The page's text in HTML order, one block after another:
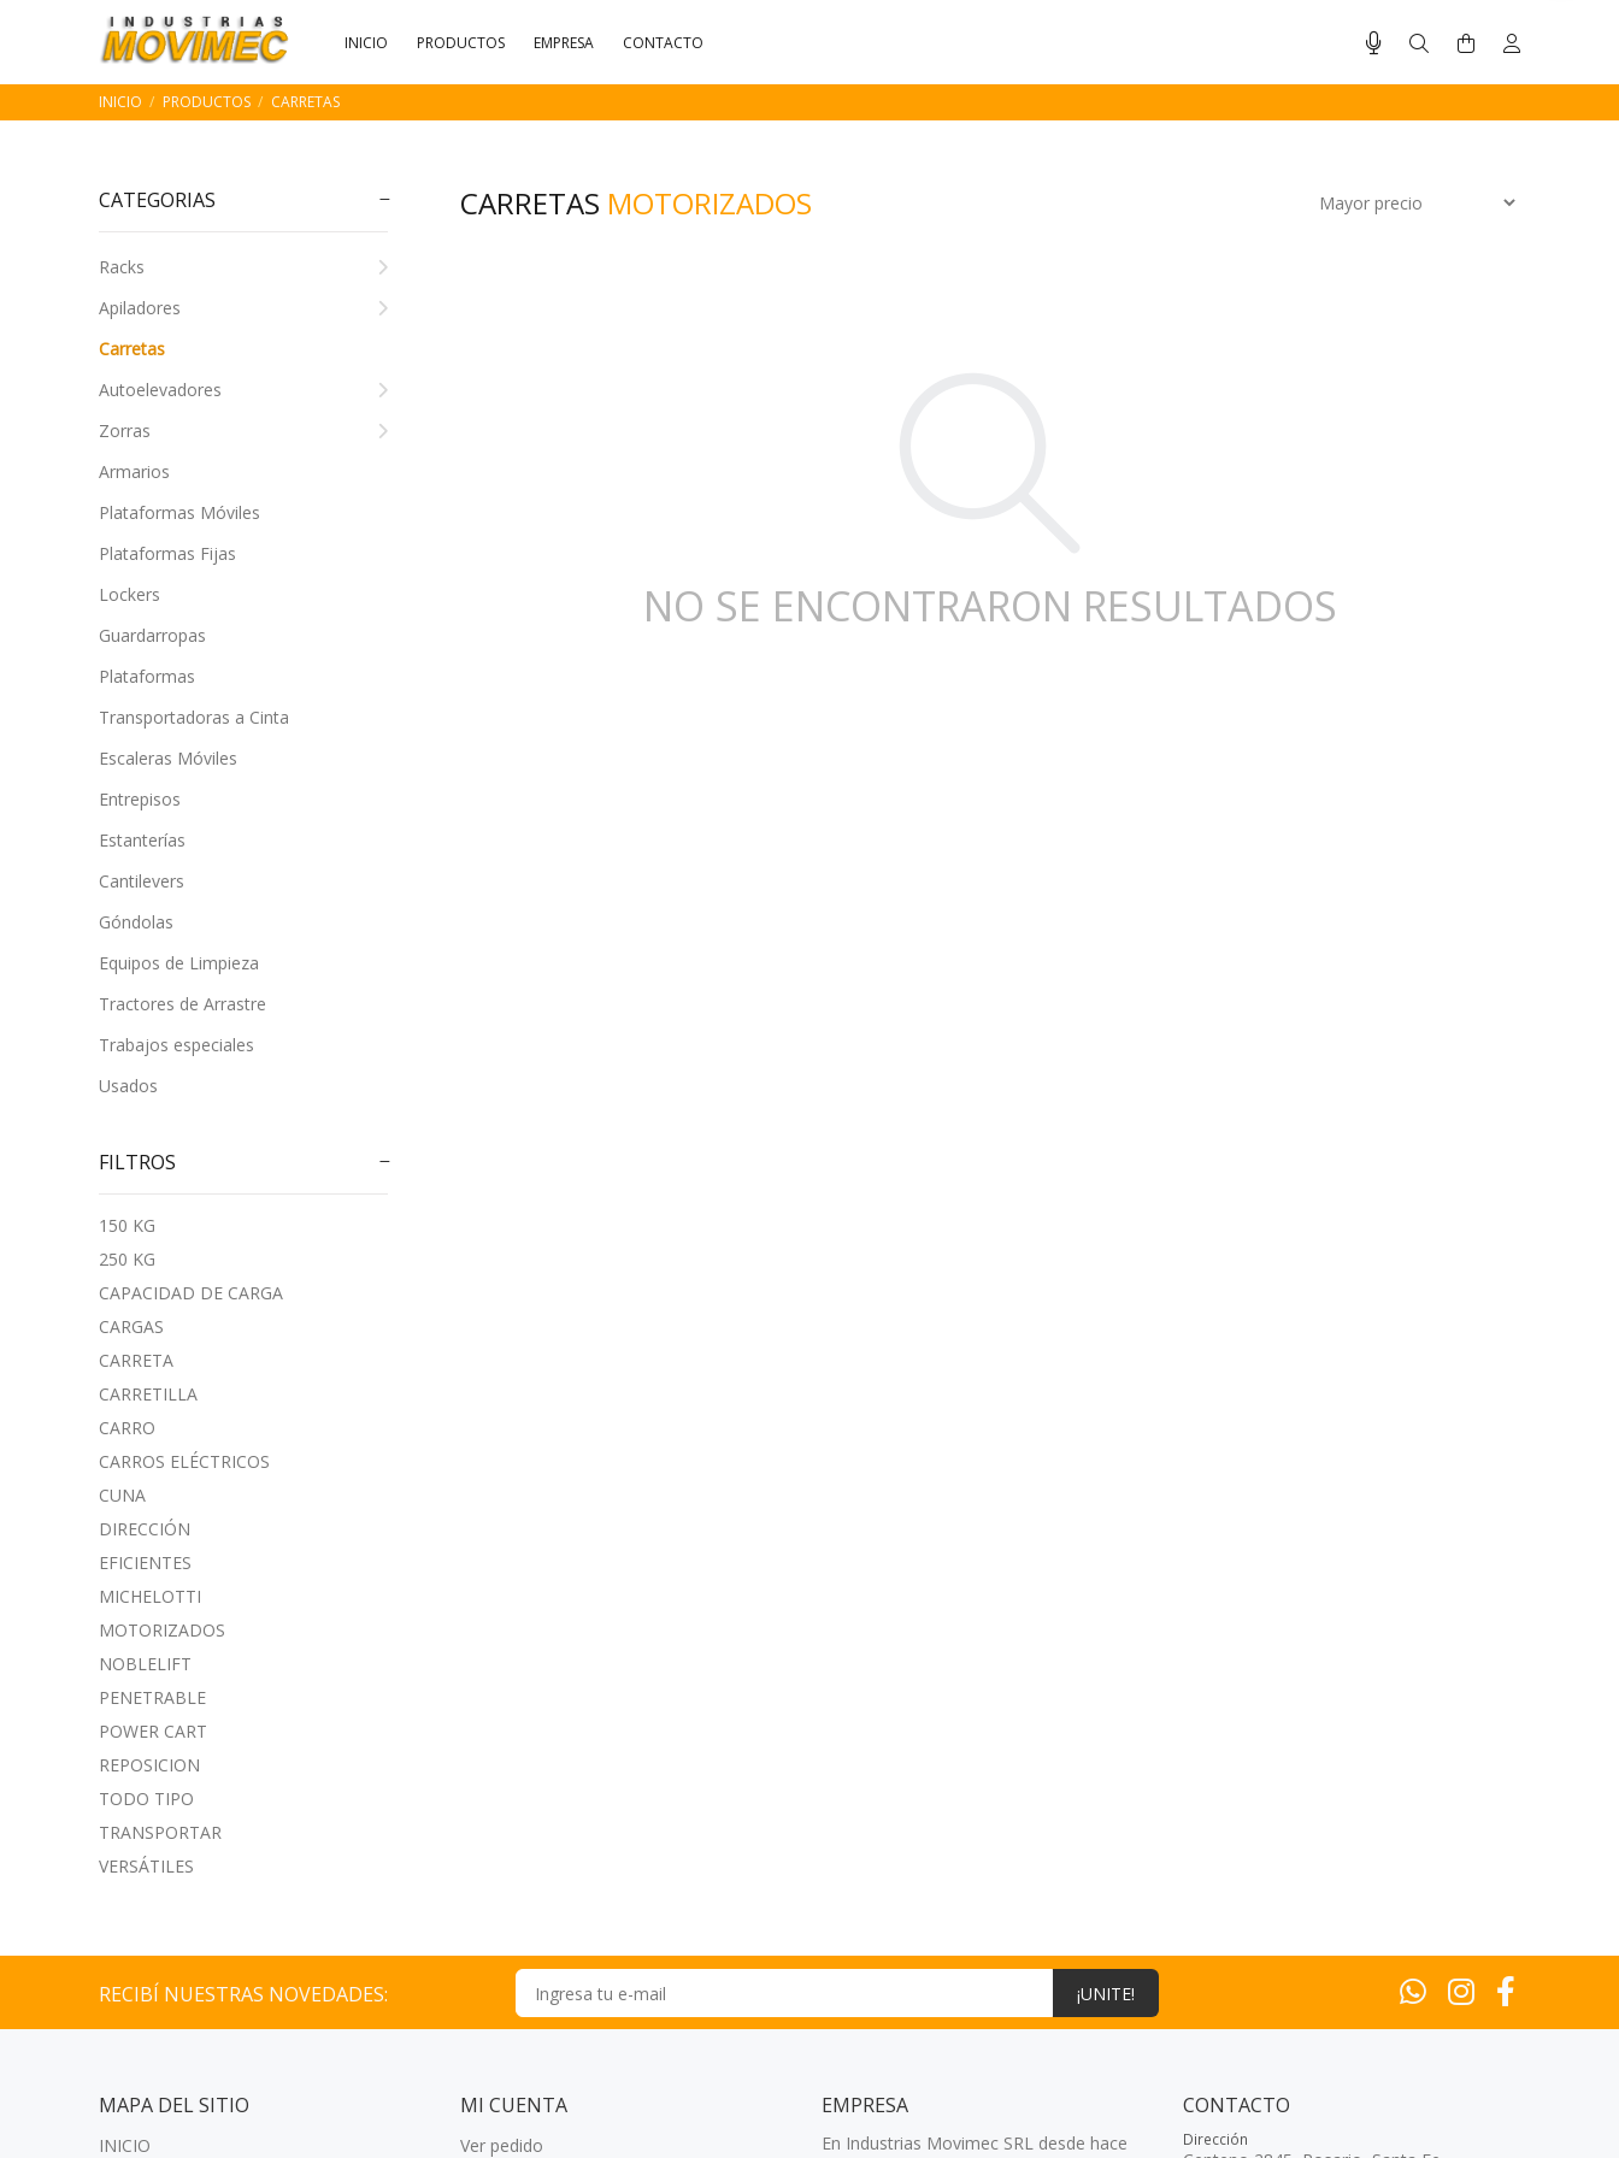
INICIO PRODUCTOS EMPRESA CONTACTO
INICIO PRODUCTOS CARRETAS
CATEGORIAS
Racks
Apiladores
Carretas
Autoelevadores
Zorras
Armarios
Plataformas Móviles
Plataformas Fijas
Lockers
Guardarropas
Plataformas
Transportadoras a Cinta
Escaleras Móviles
Entrepisos
Estanterías
Cantilevers
Góndolas
Equipos de Limpieza
Tractores de Arrastre
Trabajos especiales
Usados
FILTROS
150 KG
250 KG
CAPACIDAD DE CARGA
CARGAS
CARRETA
CARRETILLA
CARRO
CARROS ELÉCTRICOS
CUNA
DIRECCIÓN
EFICIENTES
MICHELOTTI
MOTORIZADOS
NOBLELIFT
PENETRABLE
POWER CART
REPOSICION
TODO TIPO
TRANSPORTAR
VERSÁTILES
CARRETAS MOTORIZADOS
NO SE ENCONTRARON RESULTADOS
RECIBÍ NUESTRAS NOVEDADES: ¡UNITE!
MAPA DEL SITIO
INICIO
MI CUENTA
Ver pedido
EMPRESA
En Industrias Movimec SRL desde hace
CONTACTO
Dirección